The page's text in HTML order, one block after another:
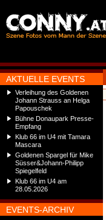
AKTUELLE EVENTS
Verleihung des Goldenen
Johann Strauss an Helga
Papouschek
Bühne Donaupark Presse-
Empfang
Klub 66 im U4 mit Tamara
Mascara
Goldenen Spargel für Mike
Süsser&Johann-Philipp
Spiegelfeld
Klub 66 im U4 am
28.05.2026
EVENTS-ARCHIV